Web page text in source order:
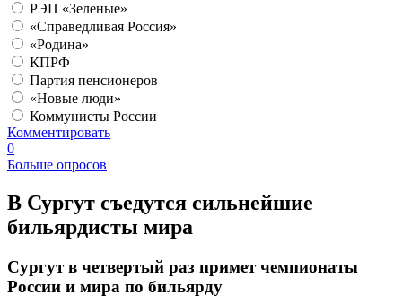
РЭП «Зеленые»
«Справедливая Россия»
«Родина»
КПРФ
Партия пенсионеров
«Новые люди»
Коммунисты России
Комментировать
0
Больше опросов
​В Сургут съедутся сильнейшие
бильярдисты мира
Сургут в четвертый раз примет чемпионаты
России и мира по бильярду